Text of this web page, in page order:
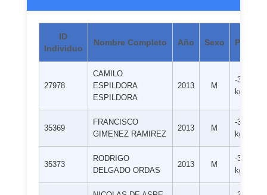
ID
Individuo
Nombre Completo Año Sexo Peso
27978
CAMILO
ESPILDORA
ESPILDORA
2013 M
-38
kg
35369
FRANCISCO
GIMENEZ RAMIREZ
2013 M
-38
kg
35373
RODRIGO
DELGADO ORDAS
2013 M
-38
kg